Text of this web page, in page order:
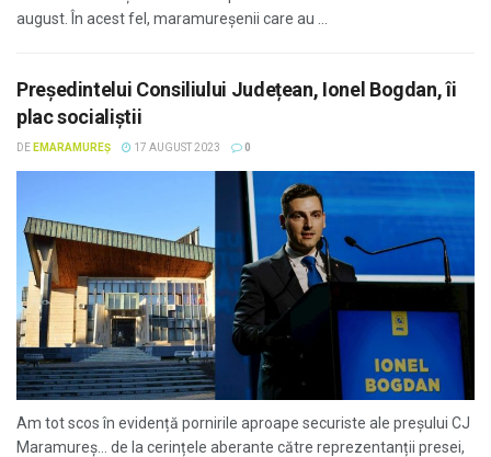
august. În acest fel, maramureșenii care au ...
Președintelui Consiliului Județean, Ionel Bogdan, îi
plac socialiștii
DE EMARAMUREȘ 17 AUGUST 2023 0
Am tot scos în evidență pornirile aproape securiste ale preșului CJ
Maramureș… de la cerințele aberante către reprezentanții presei,